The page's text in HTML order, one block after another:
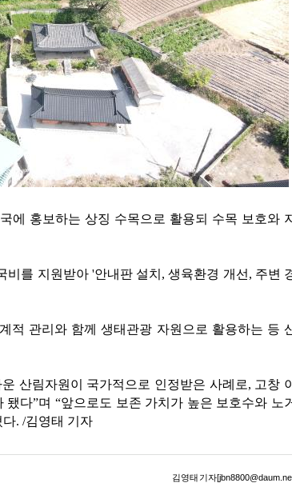
에 홍보하는 상징 수목으로 활용되 수목 보호와 지
비를 지원받아 '안내판 설치, 생육환경 개선, 주변
적 관리와 함께 생태관광 자원으로 활용하는 등
산림자원이 국가적으로 인정받은 사례로, 고창 이
다”며 “앞으로도 보존 가치가 높은 보호수와 노
. /김영태 기자
김영태 기자